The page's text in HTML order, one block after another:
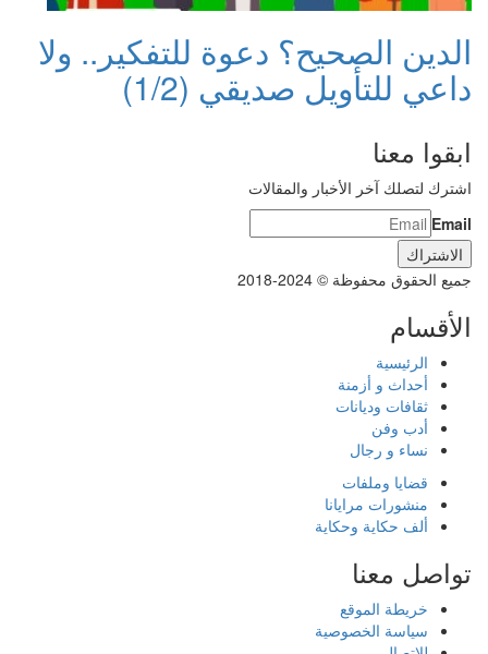
الدين الصحيح؟ دعوة للتفكير.. ولا
داعي للتأويل صديقي (1/2)
ابقوا معنا
اشترك لتصلك آخر الأخبار والمقالات
Email
جميع الحقوق محفوظة © 2024-2018
الأقسام
الرئيسية
أحداث و أزمنة
ثقافات وديانات
أدب وفن
نساء و رجال
قضايا وملفات
منشورات مرايانا
ألف حكاية وحكاية
تواصل معنا
خريطة الموقع
سياسة الخصوصية